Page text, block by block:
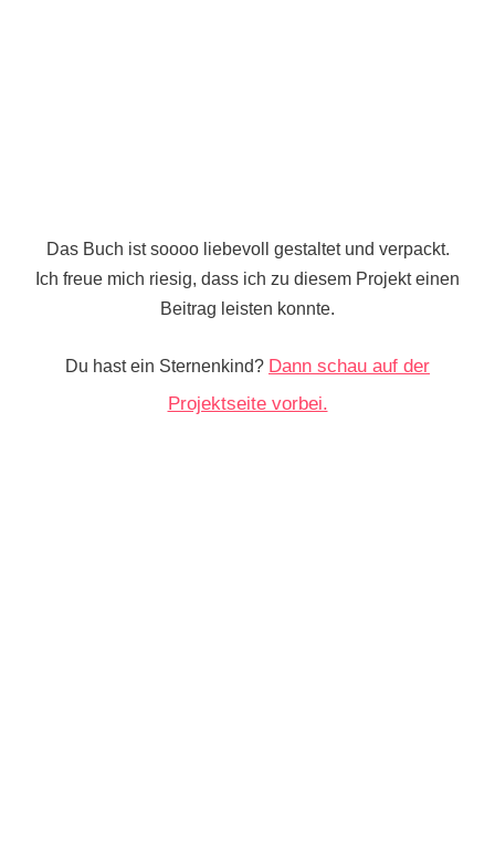
Das Buch ist soooo liebevoll gestaltet und verpackt.
Ich freue mich riesig, dass ich zu diesem Projekt einen
Beitrag leisten konnte.
Du hast ein Sternenkind? Dann schau auf der
Projektseite vorbei.